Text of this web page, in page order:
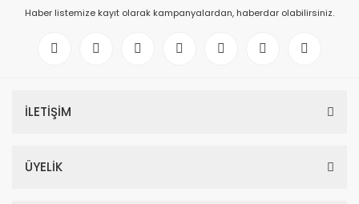
Haber listemize kayıt olarak kampanyalardan, haberdar olabilirsiniz.
İLETİŞİM
ÜYELİK